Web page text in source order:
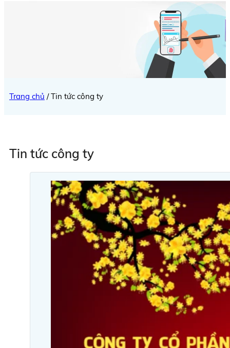
Trang chủ /Tin tức công ty
Tin tức công ty